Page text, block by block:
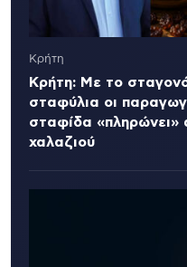
Κρήτη
Κρήτη: Με το
σταφύλια οι
σταφίδα «πληρώνει»
χαλαζιού